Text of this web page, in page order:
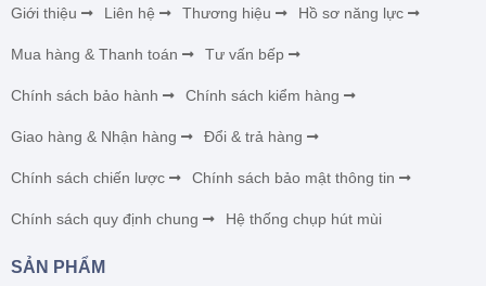
Giới thiệu Liên hệ Thương hiệu Hồ sơ năng lực
Mua hàng & Thanh toán Tư vấn bếp
Chính sách bảo hành Chính sách kiểm hàng
Giao hàng & Nhận hàng Đổi & trả hàng
Chính sách chiến lược Chính sách bảo mật thông tin
Chính sách quy định chung Hệ thống chụp hút mùi
SẢN PHẨM